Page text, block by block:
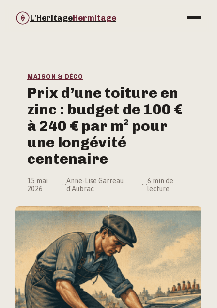
L'HeritageHermitage
Immobilier
Jardinage
Maison & Déco
MAISON & DÉCO
Prix d’une toiture en
zinc : budget de 100 €
à 240 € par m² pour
une longévité
centenaire
15 mai
2026
·Anne-Lise Garreau
d'Aubrac
·6 min de
lecture